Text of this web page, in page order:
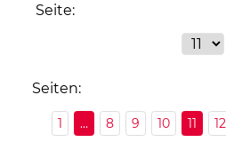
Seite:
Seiten:
1 ... 8 9 10 11 12